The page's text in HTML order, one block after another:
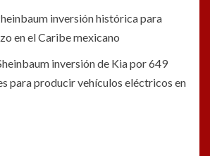
inversión histórica para
en el Caribe mexicano
inversión de Kia por 649
para producir vehículos eléctricos en